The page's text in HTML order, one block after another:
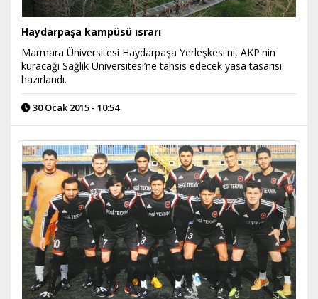
Haydarpaşa kampüsü ısrarı
Marmara Üniversitesi Haydarpaşa Yerleşkesi'ni, AKP'nin
kuracağı Sağlık Üniversitesi’ne tahsis edecek yasa tasarısı
hazırlandı.
30 Ocak 2015 - 10:54